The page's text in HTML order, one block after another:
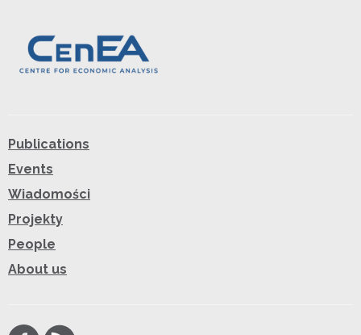
Publications
Events
Wiadomości
Projekty
People
About us